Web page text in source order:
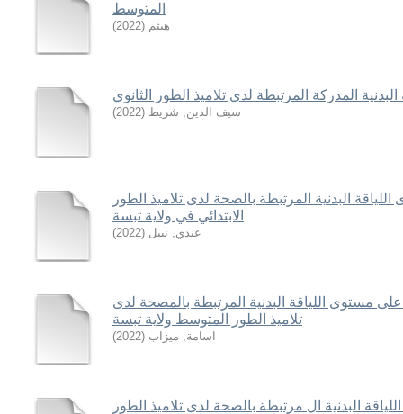
المتوسط
هيثم (
2022
)
المدركة المرتبطة لدى تلاميذ الطور الثانوي
سيف الدين, شريط (
2022
)
البدنية المرتبطة بالصحة لدى تلاميذ الطور
الابتدائي في ولاية تبسة
عبدي, نبيل (
2022
)
على مستوى اللياقة البدنية المرتبطة بالمصحة لدى
تلاميذ الطور المتوسط ولاية تبسة
اسامة, ميزاب (
2022
)
البدنية ال مرتبطة بالصحة لدى تلاميذ الطور